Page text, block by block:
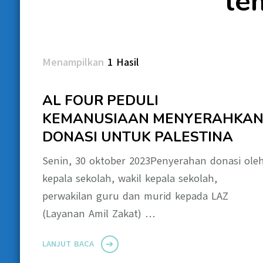
Menampilkan 1 Hasil
AL FOUR PEDULI
KEMANUSIAAN MENYERAHKAN
DONASI UNTUK PALESTINA
Senin, 30 oktober 2023Penyerahan donasi oleh
kepala sekolah, wakil kepala sekolah,
perwakilan guru dan murid kepada LAZ
(Layanan Amil Zakat) …
LANJUT BACA